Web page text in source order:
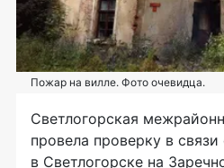
Пожар на вилле. Фото очевидца.
Светлогорская
провела проверку в
в Светлогорске на